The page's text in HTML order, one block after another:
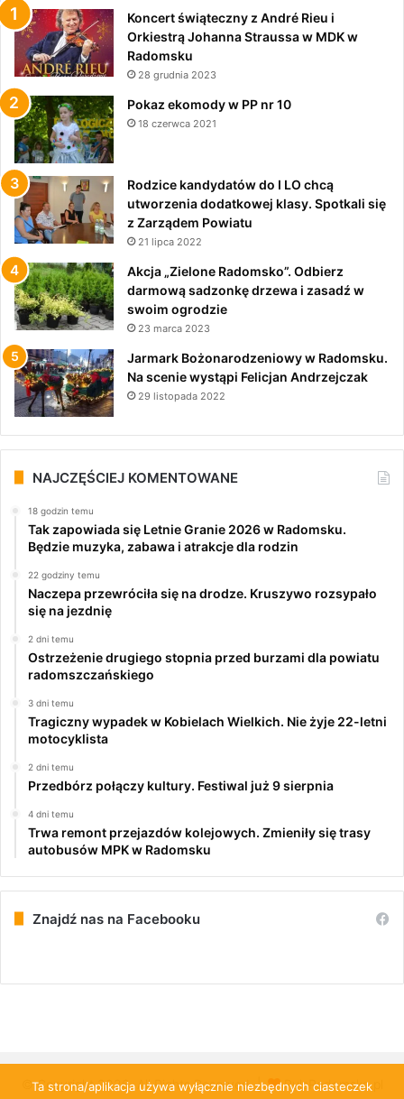
Koncert świąteczny z André Rieu i
Orkiestrą Johanna Straussa w MDK w
Radomsku
28 grudnia 2023
Pokaz ekomody w PP nr 10
18 czerwca 2021
Rodzice kandydatów do I LO chcą
utworzenia dodatkowej klasy. Spotkali się
z Zarządem Powiatu
21 lipca 2022
Akcja „Zielone Radomsko”. Odbierz
darmową sadzonkę drzewa i zasadź w
swoim ogrodzie
23 marca 2023
Jarmark Bożonarodzeniowy w Radomsku.
Na scenie wystąpi Felicjan Andrzejczak
29 listopada 2022
NAJCZĘŚCIEJ KOMENTOWANE
18 godzin temu
Tak zapowiada się Letnie Granie 2026 w Radomsku.
Będzie muzyka, zabawa i atrakcje dla rodzin
22 godziny temu
Naczepa przewróciła się na drodze. Kruszywo rozsypało
się na jezdnię
2 dni temu
Ostrzeżenie drugiego stopnia przed burzami dla powiatu
radomszczańskiego
3 dni temu
Tragiczny wypadek w Kobielach Wielkich. Nie żyje 22-letni
motocyklista
2 dni temu
Przedbórz połączy kultury. Festiwal już 9 sierpnia
4 dni temu
Trwa remont przejazdów kolejowych. Zmieniły się trasy
autobusów MPK w Radomsku
Znajdź nas na Facebooku
© Copyright 2026, All Rights Reserved | PulsRadomska.pl
Ta strona/aplikacja używa wyłącznie niezbędnych ciasteczek